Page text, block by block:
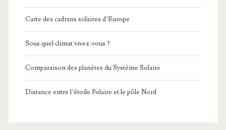
Carte des cadrans solaires d’Europe
Sous quel climat vivez-vous ?
Comparaison des planètes du Système Solaire
Distance entre l’étoile Polaire et le pôle Nord